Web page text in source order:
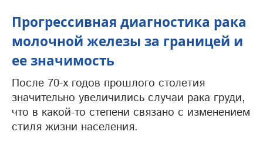
Прогрессивная диагностика рака
молочной железы за границей и
ее значимость
После 70-х годов прошлого столетия
значительно увеличились случаи рака груди,
что в какой-то степени связано с изменением
стиля жизни населения.